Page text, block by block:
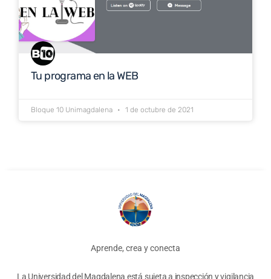
Tu programa en la WEB
Bloque 10 Unimagdalena 1 de octubre de 2021
Aprende, crea y conecta
La Universidad del Magdalena está sujeta a inspección y vigilancia